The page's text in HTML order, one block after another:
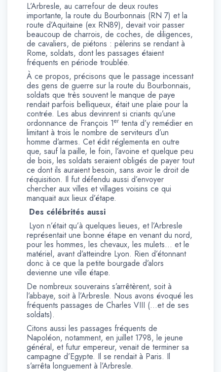
L’Arbresle, au carrefour de deux routes
importante, la route du Bourbonnais (RN 7) et la
route d’Aquitaine (ex RN89), devait voir passer
beaucoup de charrois, de coches, de diligences,
de cavaliers, de piétons : pèlerins se rendant à
Rome, soldats, dont les passages étaient
fréquents en période troublée.
À ce propos, précisons que le passage incessant
des gens de guerre sur la route du Bourbonnais,
soldats que très souvent le manque de paye
rendait parfois belliqueux, était une plaie pour la
contrée. Les abus devinrent si criants qu’une
ordonnance de François 1er tenta d’y remédier en
limitant à trois le nombre de serviteurs d’un
homme d’armes. Cet édit réglementa en outre
que, sauf la paille, le foin, l’avoine et quelque peu
de bois, les soldats seraient obligés de payer tout
ce dont ils auraient besoin, sans avoir le droit de
réquisition. Il fut défendu aussi d’envoyer
chercher aux villes et villages voisins ce qui
manquait aux lieux d’étape.
Des célébrités aussi
Lyon n’était qu’à quelques lieues, et l’Arbresle
représentait une bonne étape en venant du nord,
pour les hommes, les chevaux, les mulets… et le
matériel, avant d’atteindre Lyon. Rien d’étonnant
donc à ce que la petite bourgade d’alors
devienne une ville étape.
De nombreux souverains s’arrêtèrent, soit à
l’abbaye, soit à l’Arbresle. Nous avons évoqué les
fréquents passages de Charles VIII (…et de ses
soldats).
Citons aussi les passages fréquents de
Napoléon, notamment, en juillet 1798, le jeune
général, et futur empereur, venait de terminer sa
campagne d’Egypte. Il se rendait à Paris. Il
s’arrêta longuement à l’Arbresle.